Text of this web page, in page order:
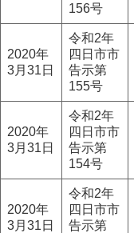
156号
2020年
3月31日
令和2年
四日市市
告示第
155号
2020年
3月31日
令和2年
四日市市
告示第
154号
2020年
3月31日
令和2年
四日市市
告示第